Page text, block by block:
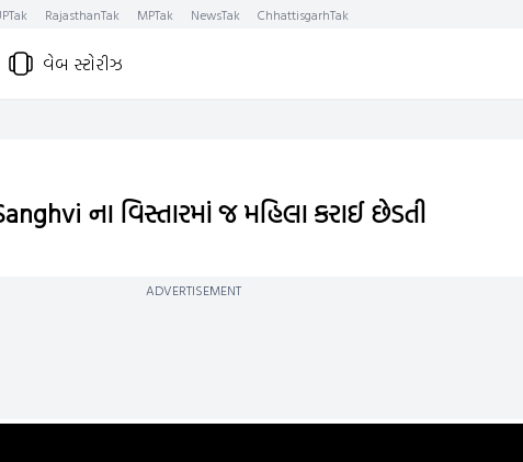
RajasthanTak MPTak NewsTak ChhattisgarhTak
વેબ સ્ટોરીઝ
ના વિસ્તારમાં જ મહિલા કરાઈ છેડતી
ADVERTISEMENT